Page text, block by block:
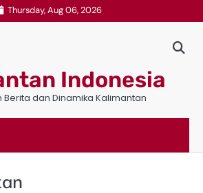
Thursday, Aug 06, 2026
Indonesia
Berita dan Dinamika Kalimantan